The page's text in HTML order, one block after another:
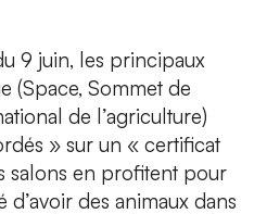
9 juin, les principaux
(Space, Sommet de
de l’agriculture)
» sur un « certificat
salons en profitent pour
des animaux dans